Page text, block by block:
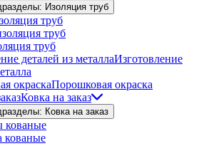
Изоляция труб
труб
труб
труб
Изготовление
Порошковая окраска
Ковка на заказ
Ковка на заказ
кованые
кованые